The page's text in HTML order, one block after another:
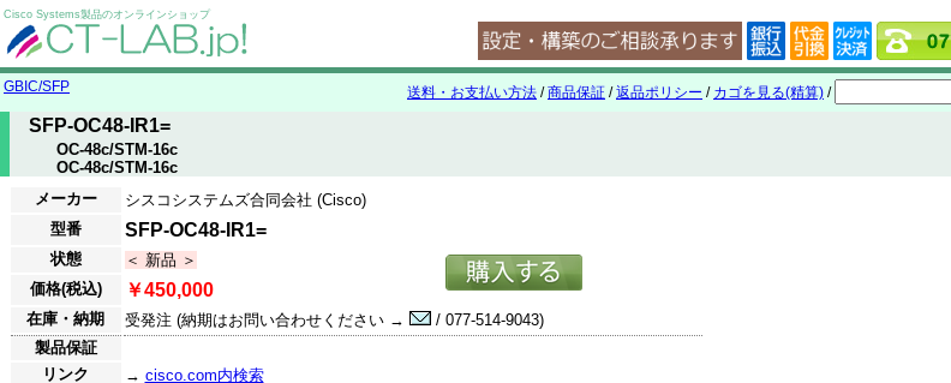
Cisco Systems製品のオンラインショップ
GBIC/SFP 送料・お支払い方法 /商品保証 /返品ポリシー / カゴを見る(精算) /
SFP-OC48-IR1=
OC-48c/STM-16c
OC-48c/STM-16c
メーカー
シスコシステムズ合同会社 (Cisco)
型番
SFP-OC48-IR1=
状態
＜ 新品 ＞
価格(税込)
￥450,000
在庫・納期 受発注 (納期はお問い合わせください →
/ 077-514-9043)
製品保証
リンク
→ cisco.com内検索